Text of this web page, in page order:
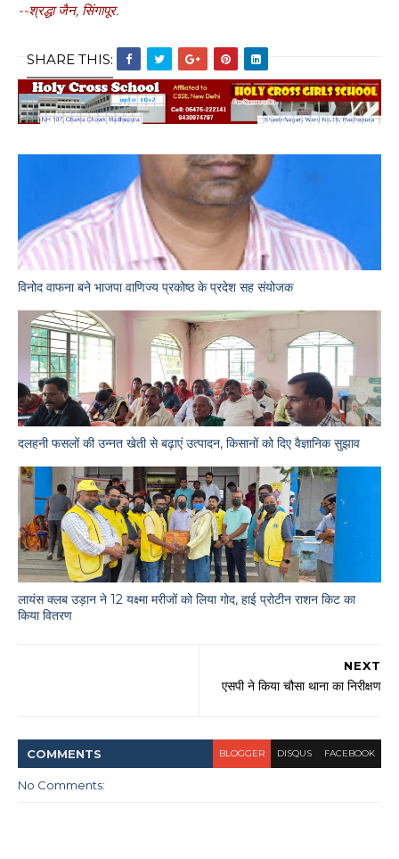
--श्रद्धा जैन, सिंगापूर.
SHARE THIS:
विनोद वाफना बने भाजपा वाणिज्य प्रकोष्ठ के प्रदेश सह संयोजक
दलहनी फसलों की उन्नत खेती से बढ़ाएं उत्पादन, किसानों को दिए वैज्ञानिक सुझाव
लायंस क्लब उड़ान ने 12 यक्ष्मा मरीजों को लिया गोद, हाई प्रोटीन राशन किट का
किया वितरण
NEXT
एसपी ने किया चौसा थाना का निरीक्षण
COMMENTS BLOGGER DISQUS FACEBOOK
No Comments: